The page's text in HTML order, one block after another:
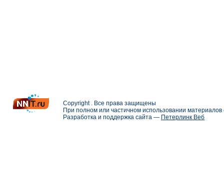
Copyright . Все права защищены
При полном или частичном использовании
Разработка и поддержка сайта — Петерлинк Веб